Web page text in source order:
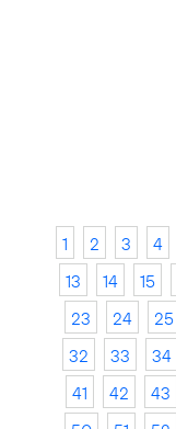
1 2 3 4
13
14 15
23
24 25
32
33 34
41
42 43